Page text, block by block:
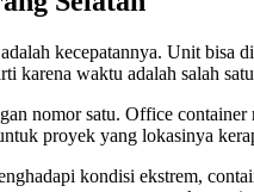
kecepatannya. Unit
waktu adalah salah
nomor satu. Office
proyek yang lokasinya
kondisi ekstrem,